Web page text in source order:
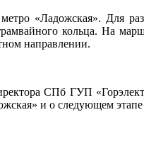
«Ладожская». Для
кольца. На
направлении.
СПб ГУП
и о следующем